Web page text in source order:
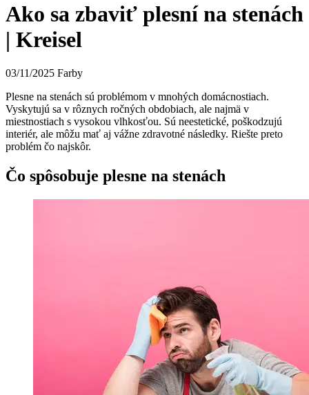
Ako sa zbaviť plesní na stenách
| Kreisel
03/11/2025 Farby
Plesne na stenách sú problémom v mnohých domácnostiach.
Vyskytujú sa v rôznych ročných obdobiach, ale najmä v
miestnostiach s vysokou vlhkosťou. Sú neestetické, poškodzujú
interiér, ale môžu mať aj vážne zdravotné následky. Riešte preto
problém čo najskôr.
Čo spôsobuje plesne na stenách